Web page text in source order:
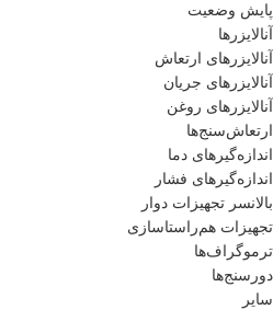
پایش وضعیت
آنالایزرها
آنالایزرهای ارتعاش
آنالایزرهای جریان
آنالایزرهای روغن
ارتعاش‌سنج‌ها
اندازه‌گیرهای دما
اندازه‌گیرهای فشار
بالانسر تجهیزات دوار
تجهیزات هم‌راستاسازی
ترموگراف‌ها
دورسنج‌ها
سایر